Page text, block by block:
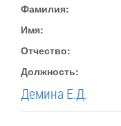
Фамилия:
Имя:
Отчество:
Должность:
Демина Е.Д.